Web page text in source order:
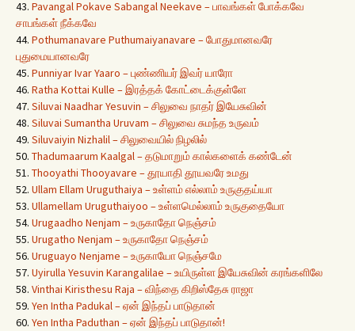
43. Pavangal Pokave Sabangal Neekave – பாவங்கள் போக்கவே
சாபங்கள் நீக்கவே
44. Pothumanavare Puthumaiyanavare – போதுமானவரே
புதுமையானவரே
45. Punniyar Ivar Yaaro – புண்ணியர் இவர் யாரோ
46. Ratha Kottai Kulle – இரத்தக் கோட்டைக்குள்ளே
47. Siluvai Naadhar Yesuvin – சிலுவை நாதர் இயேசுவின்
48. Siluvai Sumantha Uruvam – சிலுவை சுமந்த உருவம்
49. Siluvaiyin Nizhalil – சிலுவையில் நிழலில்
50. Thadumaarum Kaalgal – தடுமாறும் கால்களைக் கண்டேன்
51. Thooyathi Thooyavare – தூயாதி தூயவரே உமது
52. Ullam Ellam Uruguthaiya – உள்ளம் எல்லாம் உருகுதய்யா
53. Ullamellam Uruguthaiyoo – உள்ளமெல்லாம் உருகுதையோ
54. Urugaadho Nenjam – உருகாதோ நெஞ்சம்
55. Urugatho Nenjam – உருகாதோ நெஞ்சம்
56. Uruguayo Nenjame – உருகாயோ நெஞ்சமே
57. Uyirulla Yesuvin Karangalilae – உயிருள்ள இயேசுவின் கரங்களிலே
58. Vinthai Kiristhesu Raja – விந்தை கிறிஸ்தேசு ராஜா
59. Yen Intha Padukal – ஏன் இந்தப் பாடுதான்
60. Yen Intha Paduthan – ஏன் இந்தப் பாடுதான்!